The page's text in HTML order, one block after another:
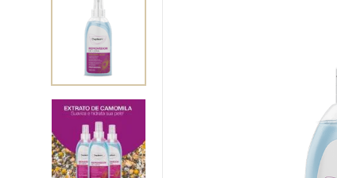
desodorante creme tabu